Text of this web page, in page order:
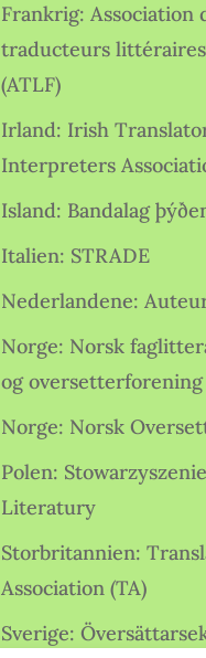
Frankrig: Association
traducteurs
(ATLF)
Irland: Irish
Interpreters
Island: Bandalag
Italien: STRADE
Nederlandene:
Norge: Norsk
og oversetterforening
Norge: Norsk
Polen:
Literatury
Storbritannien:
Association (TA)
Sverige: